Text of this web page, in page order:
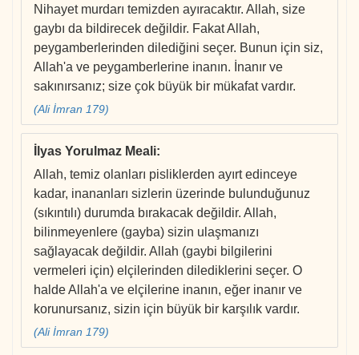
Nihayet murdarı temizden ayıracaktır. Allah, size
gaybı da bildirecek değildir. Fakat Allah,
peygamberlerinden dilediğini seçer. Bunun için siz,
Allah'a ve peygamberlerine inanın. İnanır ve
sakınırsanız; size çok büyük bir mükafat vardır.
(Ali İmran 179)
İlyas Yorulmaz Meali:
Allah, temiz olanları pisliklerden ayırt edinceye
kadar, inananları sizlerin üzerinde bulunduğunuz
(sıkıntılı) durumda bırakacak değildir. Allah,
bilinmeyenlere (gayba) sizin ulaşmanızı
sağlayacak değildir. Allah (gaybi bilgilerini
vermeleri için) elçilerinden dilediklerini seçer. O
halde Allah'a ve elçilerine inanın, eğer inanır ve
korunursanız, sizin için büyük bir karşılık vardır.
(Ali İmran 179)